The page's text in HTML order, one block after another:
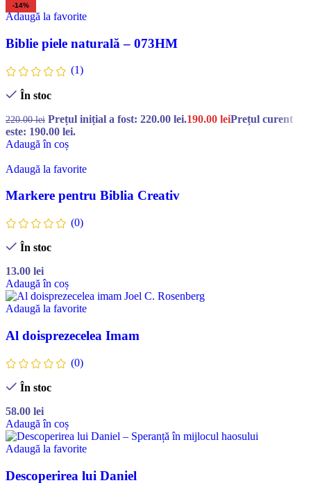
-14%
Adaugă la favorite
Biblie piele naturală – 073HM
(1)
În stoc
220.00lei Prețul inițial a fost: 220.00 lei.190.00 leiPrețul curent
este: 190.00 lei.
Adaugă în coș
Adaugă la favorite
Markere pentru Biblia Creativ
(0)
În stoc
13.00 lei
Adaugă în coș
Adaugă la favorite
Al doisprezecelea Imam
(0)
În stoc
58.00 lei
Adaugă în coș
Adaugă la favorite
Descoperirea lui Daniel